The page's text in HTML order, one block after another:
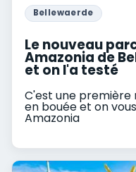
Bellewaerde
Le nouveau
Amazonia de
et on l'a testé
C'est une
en bouée et on
Amazonia